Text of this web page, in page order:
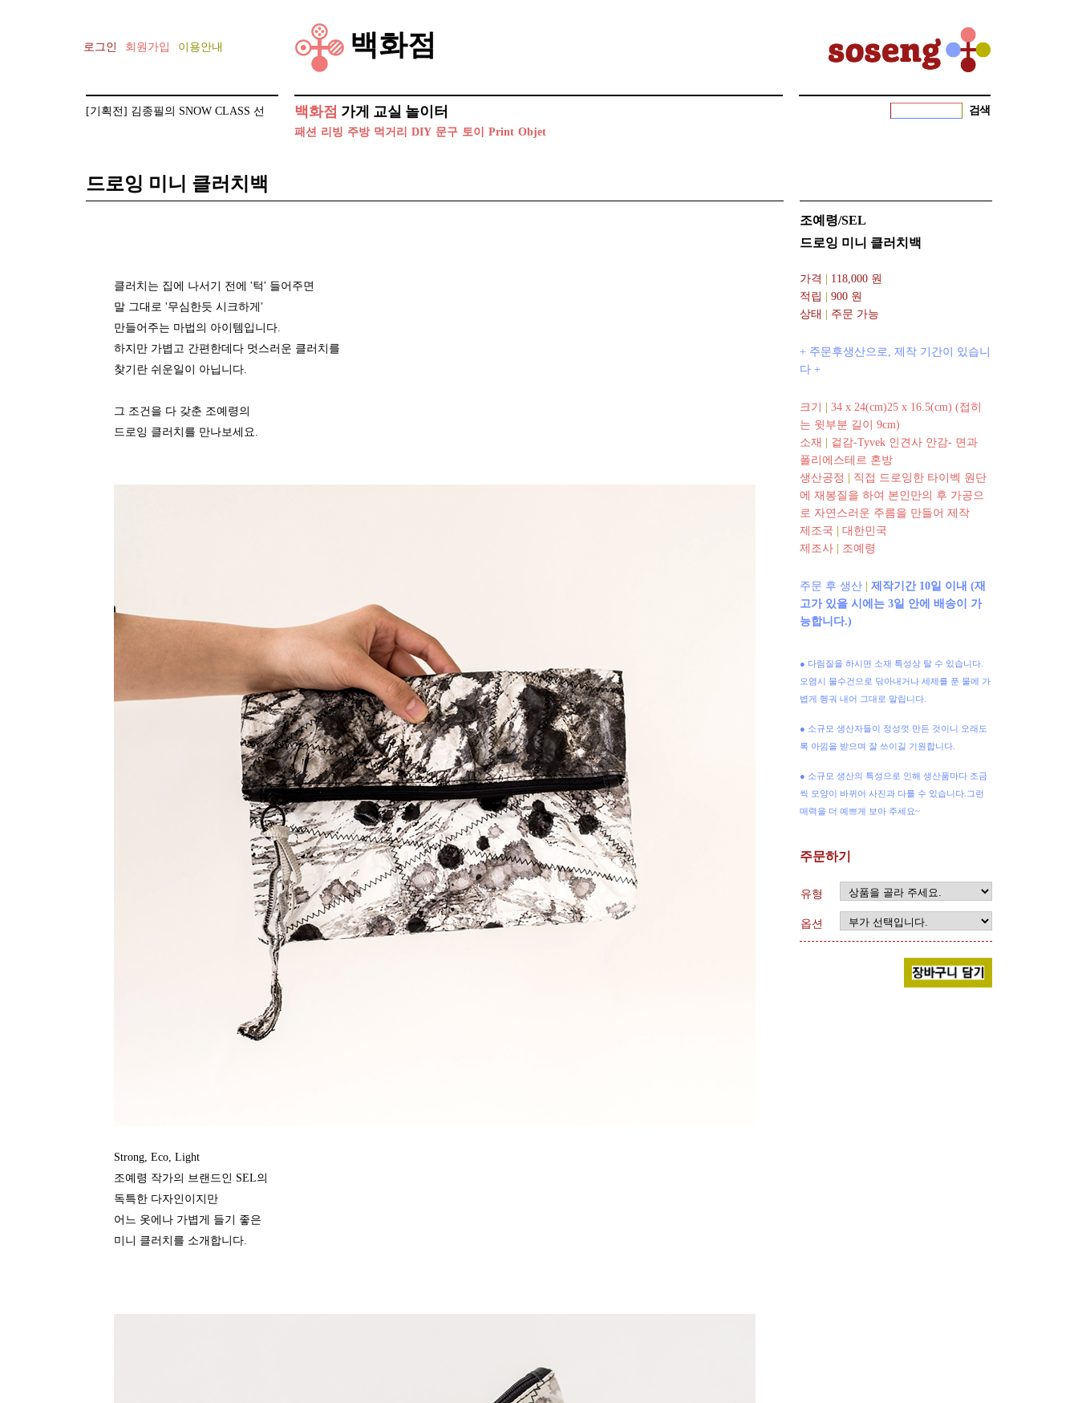
로그인 회원가입 이용안내 백화점
[기획전] 김종필의 SNOW CLASS 선
백화점
패션 리빙 주방 먹거리 DIY 문구 토이 Print Objet
가게 교실 놀이터 검색
드로잉 미니 클러치백
클러치는 집에 나서기 전에 '턱' 들어주면
말 그대로 '무심한듯 시크하게'
만들어주는 마법의 아이템입니다.
하지만 가볍고 간편한데다 멋스러운 클러치를
찾기란 쉬운일이 아닙니다.
그 조건을 다 갖춘 조예령의
드로잉 클러치를 만나보세요.
Strong, Eco, Light
조예령 작가의 브랜드인 SEL의
독특한 다자인이지만
어느 옷에나 가볍게 들기 좋은
미니 클러치를 소개합니다.
조예령/SEL
드로잉 미니 클러치백
가격 118,000 원
적립
900 원
상태
주문 가능
+ 주문후생산으로, 제작 기간이 있습니
다 +
크기
34 x 24(cm)25 x 16.5(cm) (접히
는 윗부분 길이 9cm)
소재
겉감-Tyvek 인견사 안감- 면과
폴리에스테르 혼방
생산공정
직접 드로잉한 타이벡 원단
에 재봉질을 하여 본인만의 후 가공으
로 자연스러운 주름을 만들어 제작
제조국
대한민국
제조사
조예령
주문 후 생산 |제작기간 10일 이내 (재
고가 있을 시에는 3일 안에 배송이 가
능합니다.)
● 다림질을 하시면 소재 특성상 탈 수 있습니다.
오염시 물수건으로 닦아내거나 세제를 푼 물에 가
볍게 헹궈 내어 그대로 말립니다.
● 소규모 생산자들이 정성껏 만든 것이니 오래도
록 아낌을 받으며 잘 쓰이길 기원합니다.
● 소규모 생산의 특성으로 인해 생산품마다 조금
씩 모양이 바뀌어 사진과 다를 수 있습니다.그런
매력을 더 예쁘게 보아 주세요~
주문하기
유형
옵션